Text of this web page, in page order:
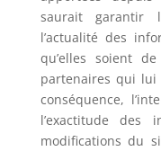
saurait garantir
l’actualité des
qu’elles soient
partenaires qui lui
conséquence,
l’exactitude des
modifications du